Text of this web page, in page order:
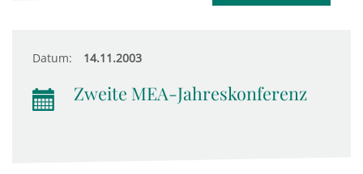
Datum: 14.11.2003
Zweite MEA-Jahreskonferenz